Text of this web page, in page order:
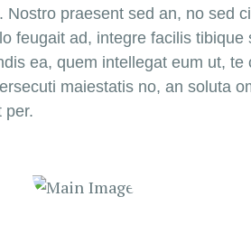
praesent sed an, no sed
feugait ad, integre facilis tibique
ea, quem intellegat eum ut, te
maiestatis no, an soluta
per.